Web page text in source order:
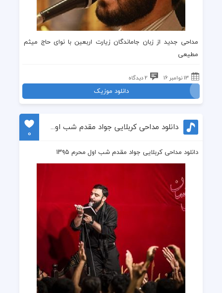
مداحی جدید از زبان جاماندگان زیارت اربعین با نوای حاج میثم
مطیعی
13 نوامبر 16 2 دیدگاه
دانلود موزیک
دانلود مداحی کربلایی جواد مقدم شب اول محرم ۱۳۹۵
0
دانلود مداحی کربلایی جواد مقدم شب اول محرم ۱۳۹۵